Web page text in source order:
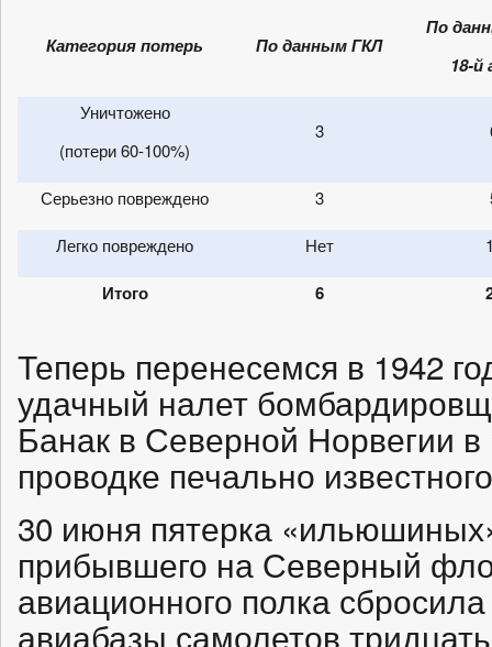
Категория потерь По данным ГКЛ
По
18-й
Уничтожено
(потери 60-100%)
3
Серьезно повреждено 3
Легко повреждено Нет
Итого 6
Теперь перенесемся в 1942
удачный налет
Банак в Северной Норвегии
проводке печально
30 июня пятерка
прибывшего на Северный
авиационного полка
авиабазы самолетов